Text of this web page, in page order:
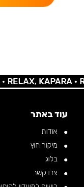
KAPARA •
עוד באתר
אודות
מיקור חוץ
בלוג
צרו קשר